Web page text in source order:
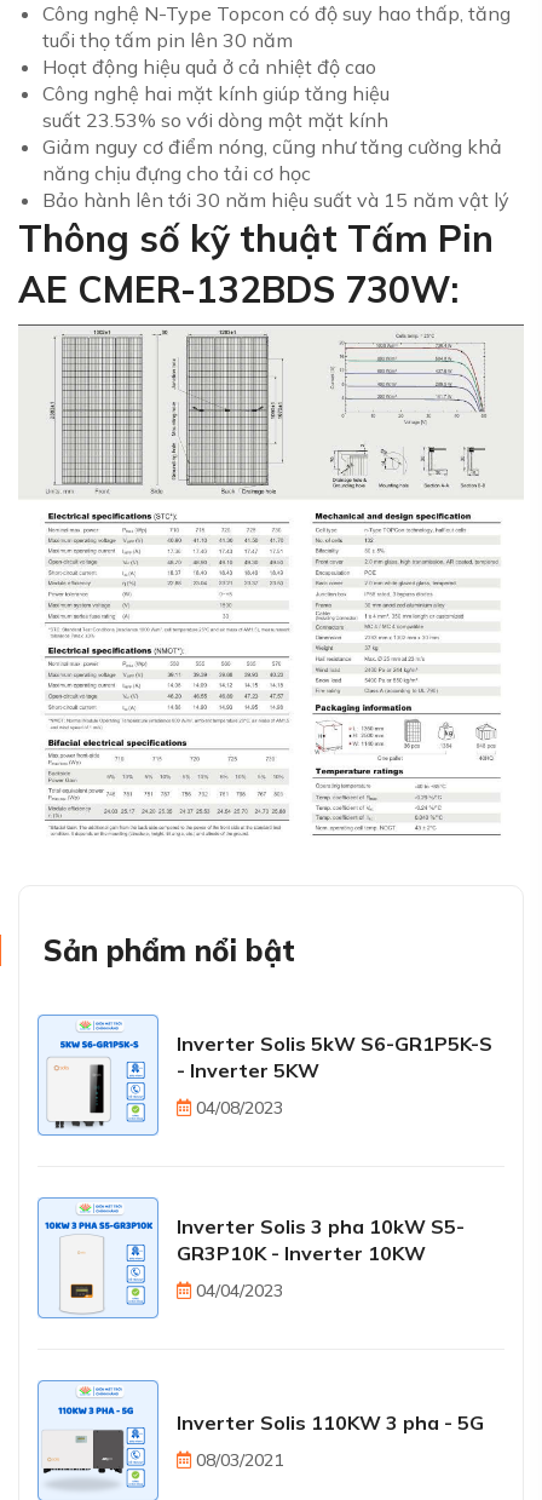
Công nghệ N-Type Topcon có độ suy hao thấp, tăng
tuổi thọ tấm pin lên 30 năm
Hoạt động hiệu quả ở cả nhiệt độ cao
Công nghệ hai mặt kính giúp tăng hiệu
suất 23.53% so với dòng một mặt kính
Giảm nguy cơ điểm nóng, cũng như tăng cường khả
năng chịu đựng cho tải cơ học
Bảo hành lên tới 30 năm hiệu suất và 15 năm vật lý
Thông số kỹ thuật Tấm Pin
AE CMER-132BDS 730W:
Sản phẩm nổi bật
Inverter Solis 5kW S6-GR1P5K-S
- Inverter 5KW
04/08/2023
Inverter Solis 3 pha 10kW S5-
GR3P10K - Inverter 10KW
04/04/2023
Inverter Solis 110KW 3 pha - 5G
08/03/2021